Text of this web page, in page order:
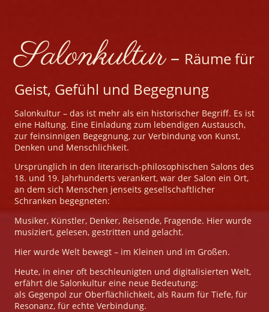
Salonkultur– Räume für
Geist, Gefühl und Begegnung
Salonkultur – das ist mehr als ein historischer Begriff. Es ist
eine Haltung. Eine Einladung zum lebendigen Austausch,
zur feinsinnigen Begegnung, zur Verbindung von Kunst,
Denken und Menschlichkeit.
Ursprünglich in den literarisch-philosophischen Salons des
18. und 19. Jahrhunderts verankert, war der Salon ein Ort,
an dem sich Menschen jenseits gesellschaftlicher
Schranken begegneten:
Musiker, Künstler, Denker, Reisende, Fragende. Hier wurde
musiziert, gelesen, gestritten und gelacht.
Hier wurde Welt bewegt – im Kleinen und im Großen.
Heute, in einer oft beschleunigten und digitalisierten Welt,
erfährt die Salonkultur eine neue Bedeutung:
als Gegenpol zur Oberflächlichkeit, als Raum für Tiefe, für
Resonanz, für echte Verbindung.